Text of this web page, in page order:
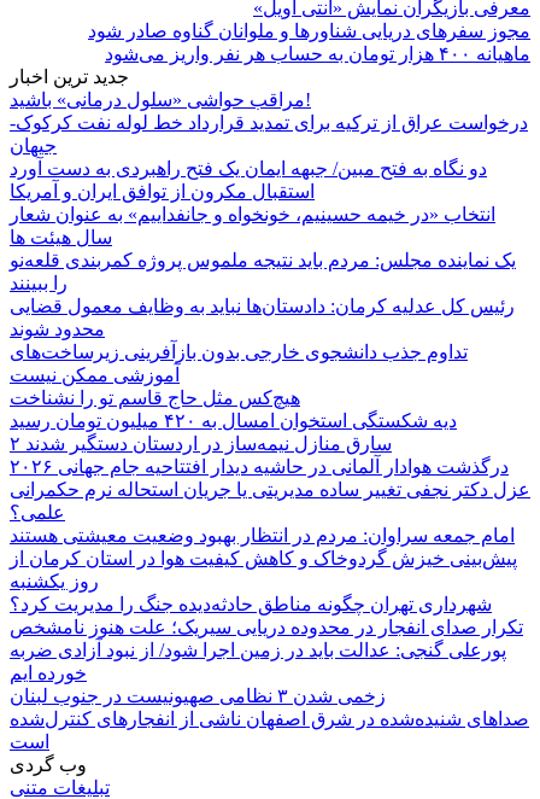
معرفی بازیگران نمایش «آنتی اویل»
مجوز سفرهای دریایی شناورها و ملوانان گناوه صادر شود
ماهیانه ۴۰۰ هزار تومان به حساب هر نفر واریز می‌شود
جدید ترین اخبار
مراقب حواشی «سلول درمانی» باشید!
درخواست عراق از ترکیه برای تمدید قرارداد خط لوله نفت کرکوک-
جیهان
دو نگاه به فتح مبین/ جبهه ایمان یک فتح راهبردی به دست آورد
استقبال مکرون از توافق ایران و آمریکا
انتخاب «در خیمه حسینیم، خونخواه و جانفداییم» به عنوان شعار
سال هیئت ها
یک نماینده مجلس: مردم باید نتیجه ملموس پروژه کمربندی قلعه‌نو
را ببینند
رئیس کل عدلیه کرمان: دادستان‌ها نباید به وظایف معمول قضایی
محدود شوند
تداوم جذب دانشجوی خارجی بدون بازآفرینی زیرساخت‌های
آموزشی ممکن نیست
هیچ‌کس مثل حاج قاسم تو را نشناخت
دیه شکستگی استخوان امسال به ۴۲۰ میلیون تومان رسید
۲ سارق منازل نیمه‌ساز در اردستان دستگیر شدند
درگذشت هوادار آلمانی در حاشیه دیدار افتتاحیه جام جهانی ۲۰۲۶
عزل دکتر نجفی تغییر ساده مدیریتی یا جریان استحاله نرم حکمرانی
علمی؟
امام جمعه سراوان: مردم در انتظار بهبود وضعیت معیشتی هستند
پیش‌بینی خیزش گردوخاک و کاهش کیفیت هوا در استان کرمان از
روز یکشنبه
شهرداری تهران چگونه مناطق حادثه‌دیده جنگ را مدیریت کرد؟
تکرار صدای انفجار در محدوده دریایی سیریک؛ علت هنوز نامشخص
پورعلی گنجی: عدالت باید در زمین اجرا شود/ از نبود آزادی ضربه
خورده ایم
زخمی شدن ۳ نظامی صهیونیست در جنوب لبنان
صداهای شنیده‌شده در شرق اصفهان ناشی از انفجارهای کنترل‌شده
است
وب گردی
تبلیغات متنی